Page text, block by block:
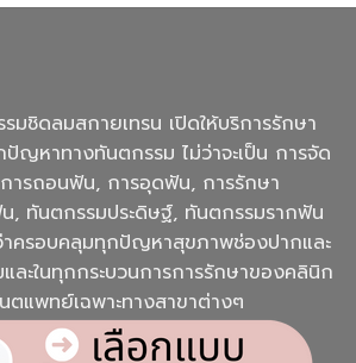
ลมสกายเทรน เปิดให้บริการรักษา
ญหาทางทันตกรรม ไม่ว่าจะเป็น การจัด
รถอนฟัน, การอุดฟัน, การรักษา
, ทันตกรรมประดิษฐ์, ทันตกรรมรากฟัน
าครอบคลุมทุกปัญหาสุขภาพช่องปากและ
และในทุกกระบวนการการรักษาของคลินิก
ตแพทย์เฉพาะทางสาขาต่างๆ